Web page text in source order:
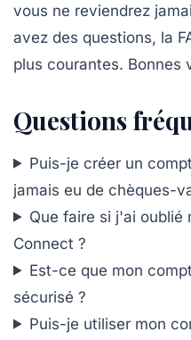
vous ne reviendrez
avez des questions, la
plus courantes. Bonnes
Questions
Puis-je créer un
jamais eu de chèques-
Que faire si j'ai oublié
Connect ?
Est-ce que mon
sécurisé ?
Puis-je utiliser mon